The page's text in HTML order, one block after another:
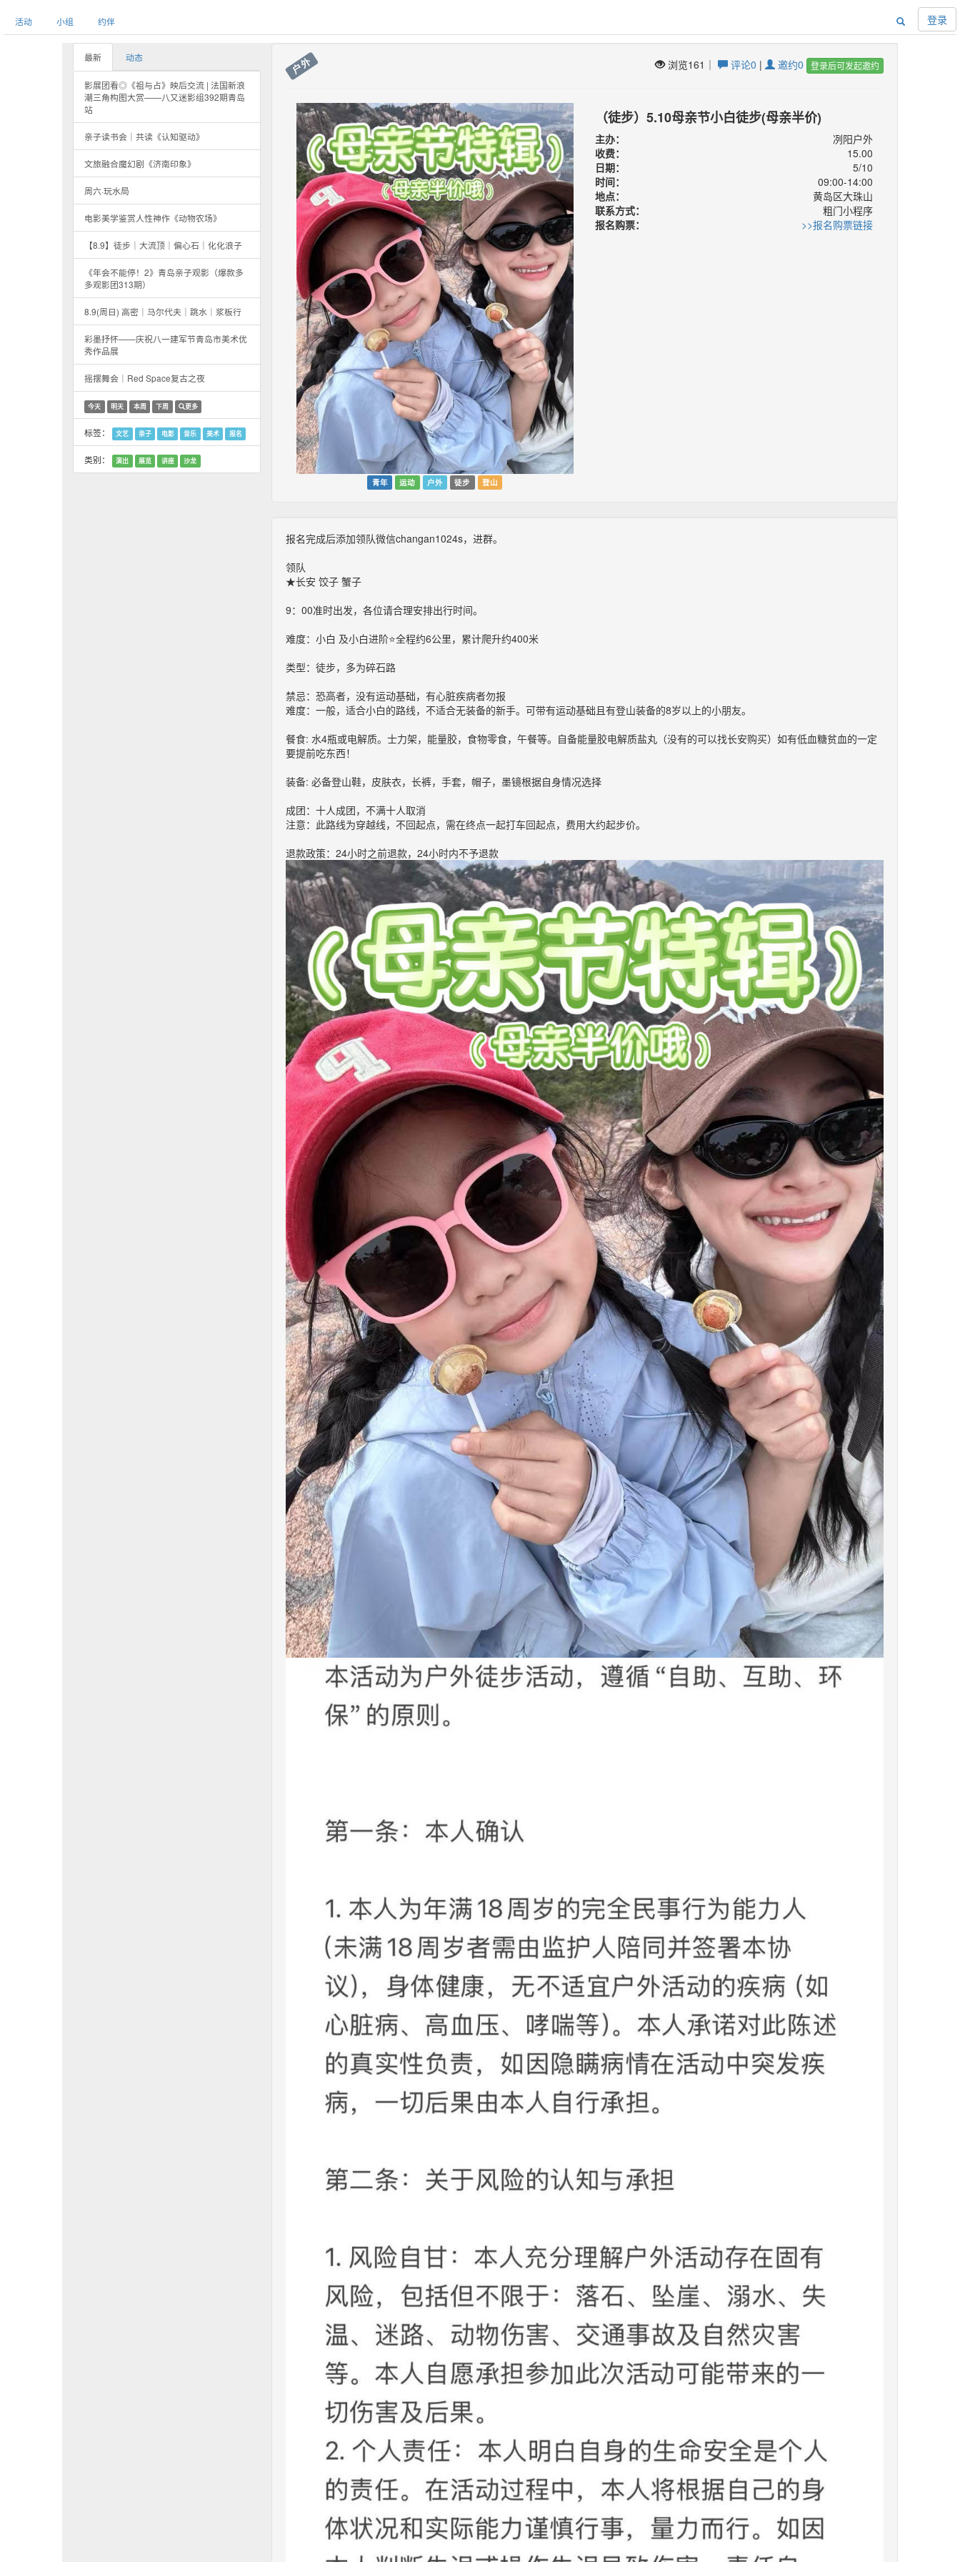
活动 小组 约伴 登录
最新 动态
影展团看◎《祖与占》映后交流 | 法国新浪
潮三角构图大赏——八又迷影组392期青岛
站
亲子读书会｜共读《认知驱动》
文旅融合魔幻剧《济南印象》
周六·玩水局
电影美学鉴赏人性神作《动物农场》
【8.9】徒步｜大流顶｜偏心石｜化化浪子
《年会不能停！2》青岛亲子观影（爆款多
多观影团313期）
8.9(周日) 高密｜马尔代夫｜跳水｜浆板行
彩墨抒怀——庆祝八一建军节青岛市美术优
秀作品展
摇摆舞会｜Red Space复古之夜
今天 明天 本周 下周 更多
标签： 文艺 亲子 电影 音乐 美术 报名
类别： 演出 展览 讲座 沙龙
户外 浏览161｜ 评论0 | 邀约0 登录后可发起邀约
青年 运动 户外 徒步 登山
（徒步）5.10母亲节小白徒步(母亲半价)
主办：
冽阳户外
收费：
15.00
日期：
5/10
时间：
09:00-14:00
地点：
黄岛区大珠山
联系方式：
粗门小程序
报名购票：
>>报名购票链接
报名完成后添加领队微信changan1024s，进群。
领队
★长安 饺子 蟹子
9：00准时出发，各位请合理安排出行时间。
难度：小白 及小白进阶⭐全程约6公里，累计爬升约400米
类型：徒步，多为碎石路
禁忌：恐高者，没有运动基础，有心脏疾病者勿报
难度：一般，适合小白的路线，不适合无装备的新手。可带有运动基础且有登山装备的8岁以上的小朋友。
餐食: 水4瓶或电解质。士力架，能量胶，食物零食，午餐等。自备能量胶电解质盐丸（没有的可以找长安购买）如有低血糖贫血的一定
要提前吃东西！
装备: 必备登山鞋，皮肤衣，长裤，手套，帽子，墨镜根据自身情况选择
成团：十人成团，不满十人取消
注意：此路线为穿越线，不回起点，需在终点一起打车回起点，费用大约起步价。
退款政策：24小时之前退款，24小时内不予退款